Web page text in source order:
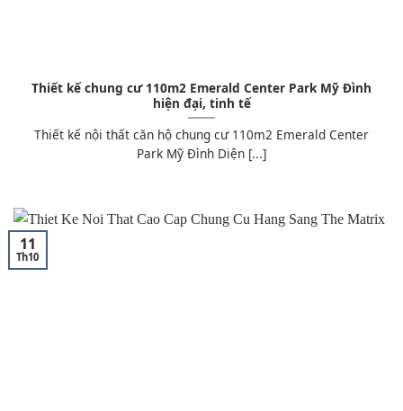
Thiết kế chung cư 110m2 Emerald Center Park Mỹ Đình
hiện đại, tinh tế
Thiết kế nội thất căn hộ chung cư 110m2 Emerald Center
Park Mỹ Đình Diện [...]
11
Th10